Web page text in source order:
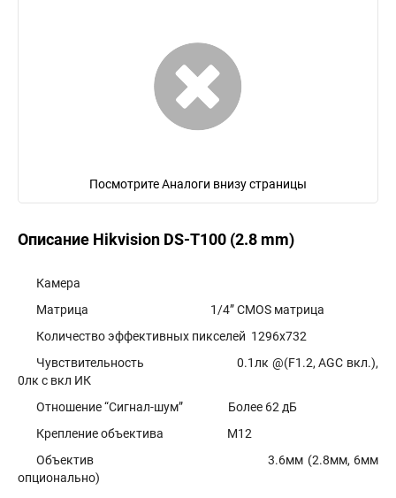
Посмотрите Аналоги внизу страницы
Описание Hikvision DS-T100 (2.8 mm)
Камера
Матрица 1/4” CMOS матрица
Количество эффективных пикселей 1296х732
Чувствительность 0.1лк @(F1.2, AGC вкл.),
0лк с вкл ИК
Отношение “Сигнал-шум” Более 62 дБ
Крепление объектива М12
Объектив 3.6мм (2.8мм, 6мм
опционально)